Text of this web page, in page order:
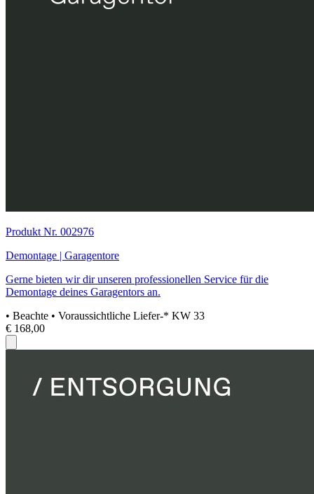
Produkt Nr. 002976
Demontage | Garagentore
Gerne bieten wir dir unseren professionellen Service für die
Demontage deines Garagentors an.
• Beachte • Voraussichtliche Liefer-* KW 33
€ 168,00